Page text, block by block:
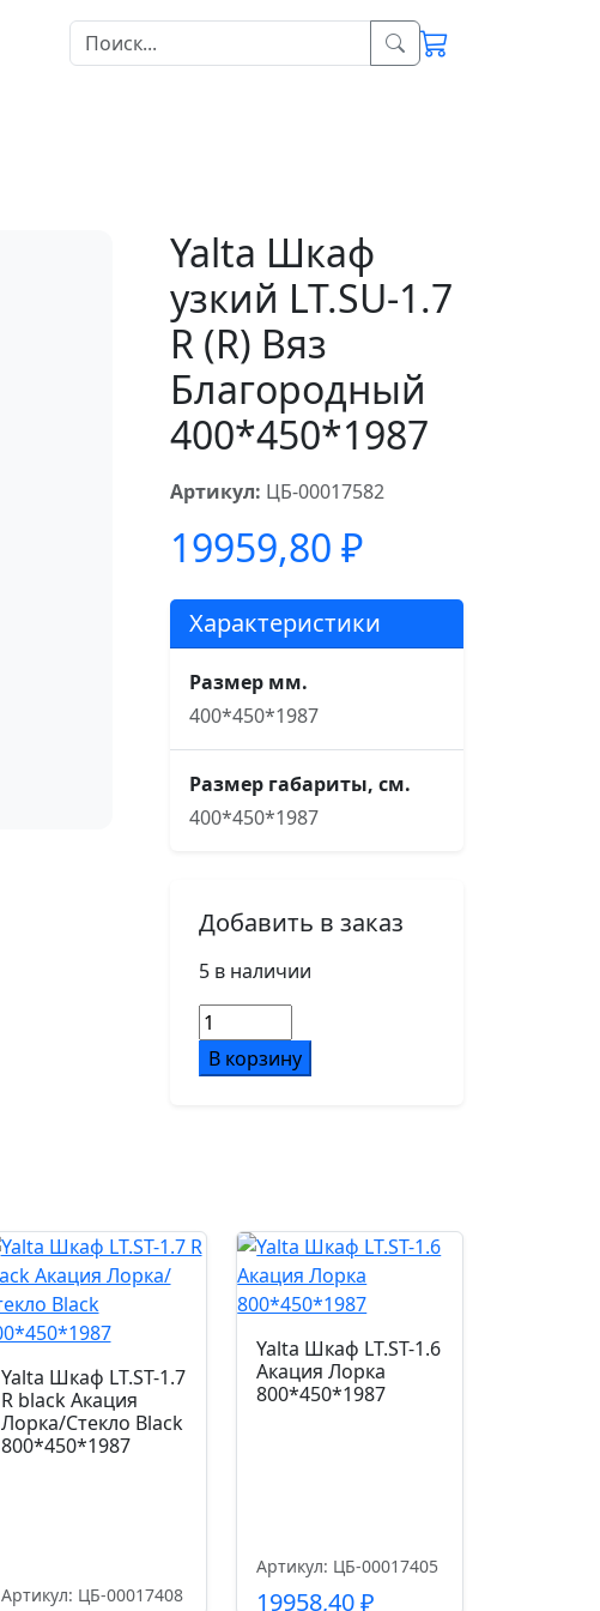
Yalta Шкаф
узкий LT.SU-1.7
R (R) Вяз
Благородный
400*450*1987
Артикул: ЦБ-00017582
19959,80 ₽
Характеристики
Размер мм.
400*450*1987
Размер габариты, см.
400*450*1987
Добавить в заказ
5 в наличии
Количество
товара
Yalta
(R)
Благородный
В корзину
Yalta Шкаф LT.ST-1.7
R black Акация
Лорка/Стекло Black
800*450*1987
Артикул: ЦБ-00017408
Yalta Шкаф LT.ST-1.6
Акация Лорка
800*450*1987
Артикул: ЦБ-00017405
19958,40₽